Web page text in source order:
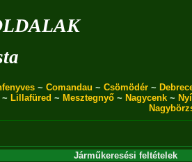
~ Comandau ~ Csömödér ~
Lillafüred ~ Mesztegnyő~ Nagycenk~
Járműkeresési feltételek